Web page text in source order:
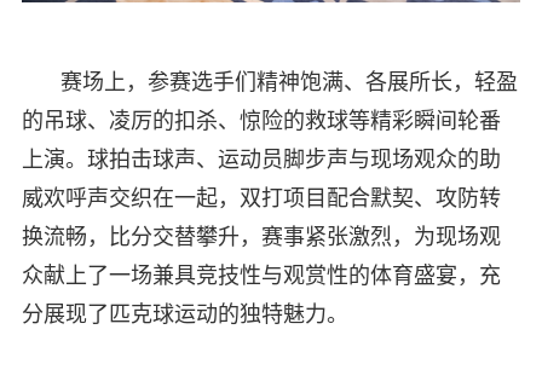
赛场上，参赛选手们精神饱满、各展所长，轻盈
的吊球、凌厉的扣杀、惊险的救球等精彩瞬间轮番
上演。球拍击球声、运动员脚步声与现场观众的助
威欢呼声交织在一起，双打项目配合默契、攻防转
换流畅，比分交替攀升，赛事紧张激烈，为现场观
众献上了一场兼具竞技性与观赏性的体育盛宴，充
分展现了匹克球运动的独特魅力。